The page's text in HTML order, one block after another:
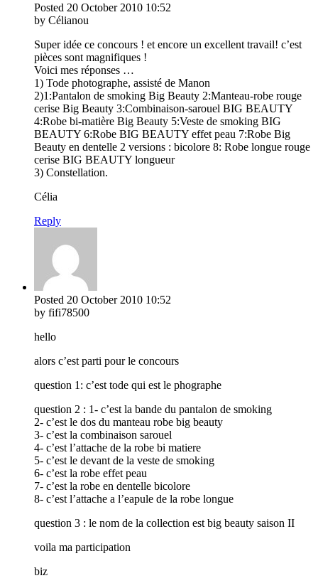
Posted 20 October 2010 10:52
by Célianou
Super idée ce concours ! et encore un excellent travail! c’est
pièces sont magnifiques !
Voici mes réponses …
1) Tode photographe, assisté de Manon
2)1:Pantalon de smoking Big Beauty 2:Manteau-robe rouge
cerise Big Beauty 3:Combinaison-sarouel BIG BEAUTY
4:Robe bi-matière Big Beauty 5:Veste de smoking BIG
BEAUTY 6:Robe BIG BEAUTY effet peau 7:Robe Big
Beauty en dentelle 2 versions : bicolore 8: Robe longue rouge
cerise BIG BEAUTY longueur
3) Constellation.
Célia
Reply
Posted 20 October 2010 10:52
by fifi78500
hello
alors c’est parti pour le concours
question 1: c’est tode qui est le phographe
question 2 : 1- c’est la bande du pantalon de smoking
2- c’est le dos du manteau robe big beauty
3- c’est la combinaison sarouel
4- c’est l’attache de la robe bi matiere
5- c’est le devant de la veste de smoking
6- c’est la robe effet peau
7- c’est la robe en dentelle bicolore
8- c’est l’attache a l’eapule de la robe longue
question 3 : le nom de la collection est big beauty saison II
voila ma participation
biz